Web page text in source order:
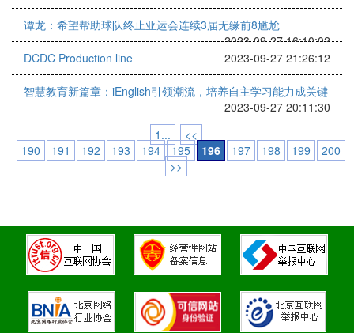
谭龙：希望帮助球队终止亚运会连续3届无缘前8尴尬
2023-09-27 16:10:02
DCDC Production line
2023-09-27 21:26:12
智慧教育新篇章：iEnglish引领潮流，培养自主学习能力成关键
2023-09-27 20:11:30
1...
<<
190
191 192 193 194 195 196 197 198 199
200
>>